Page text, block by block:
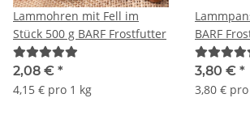
Lammohren mit Fell im
Stück 500 g BARF Frostfutter
2,08 € *
4,15 € pro 1 kg
BARF
3,80 € *
3,80 €